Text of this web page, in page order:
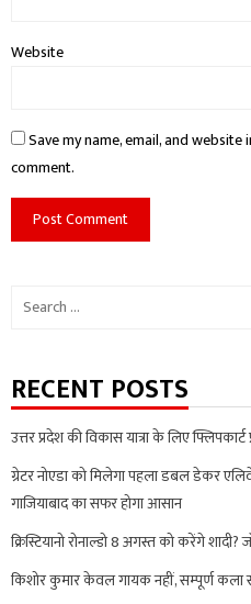
Website
Save my name, email, and
comment.
Search
RECENT POSTS
उत्तर प्रदेश की विकास यात्रा के लिए
ग्रेटर नोएडा को मिलेगा पहला डबल डेकर
गाजियाबाद का सफर होगा आसान
क्रिस्टियानो रोनाल्डो 8 अगस्त को करेंगे शादी?
किशोर कुमार केवल गायक नहीं, सम्पूर्ण कला